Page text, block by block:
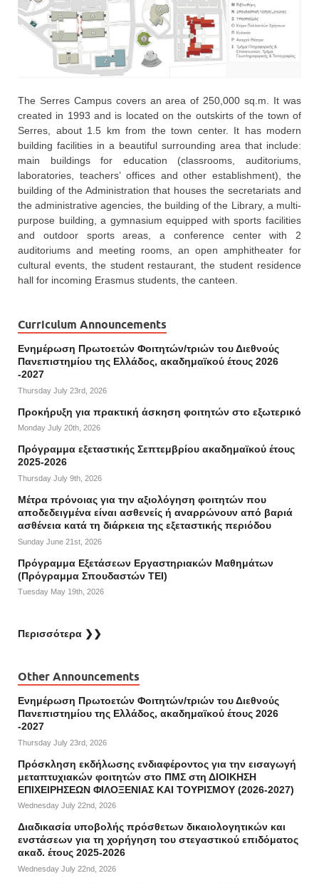
The Serres Campus covers an area of 250,000 sq.m. It was
created in 1993 and is located on the outskirts of the town of
Serres, about 1.5 km from the town center. It has modern
building facilities in a beautiful surrounding area that include:
main buildings for education (classrooms, auditoriums,
laboratories, teachers’ offices and other establishment), the
building of the Administration that houses the secretariats and
the administrative agencies, the building of the Library, a multi-
purpose building, a gymnasium equipped with sports facilities
and outdoor sports areas, a conference center with 2
auditoriums and meeting rooms, an open amphitheater for
cultural events, the student restaurant, the student residence
hall for incoming Erasmus students, the canteen.
Curriculum Announcements
Ενημέρωση Πρωτοετών Φοιτητών/τριών του Διεθνούς
Πανεπιστημίου της Ελλάδος, ακαδημαϊκού έτους 2026
-2027
Thursday July 23rd, 2026
Προκήρυξη για πρακτική άσκηση φοιτητών στο εξωτερικό
Monday July 20th, 2026
Πρόγραμμα εξεταστικής Σεπτεμβρίου ακαδημαϊκού έτους
2025-2026
Thursday July 9th, 2026
Mέτρα πρόνοιας για την αξιολόγηση φοιτητών που
αποδεδειγμένα είναι ασθενείς ή αναρρώνουν από βαριά
ασθένεια κατά τη διάρκεια της εξεταστικής περιόδου
Sunday June 21st, 2026
Πρόγραμμα Εξετάσεων Εργαστηριακών Μαθημάτων
(Πρόγραμμα Σπουδαστών ΤΕΙ)
Tuesday May 19th, 2026
Περισσότερα ❯❯
Other Announcements
Ενημέρωση Πρωτοετών Φοιτητών/τριών του Διεθνούς
Πανεπιστημίου της Ελλάδος, ακαδημαϊκού έτους 2026
-2027
Thursday July 23rd, 2026
Πρόσκληση εκδήλωσης ενδιαφέροντος για την εισαγωγή
μεταπτυχιακών φοιτητών στο ΠΜΣ στη ΔΙΟΙΚΗΣΗ
ΕΠΙΧΕΙΡΗΣΕΩΝ ΦΙΛΟΞΕΝΙΑΣ ΚΑΙ ΤΟΥΡΙΣΜΟΥ (2026-2027)
Wednesday July 22nd, 2026
Διαδικασία υποβολής πρόσθετων δικαιολογητικών και
ενστάσεων για τη χορήγηση του στεγαστικού επιδόματος
ακαδ. έτους 2025-2026
Wednesday July 22nd, 2026